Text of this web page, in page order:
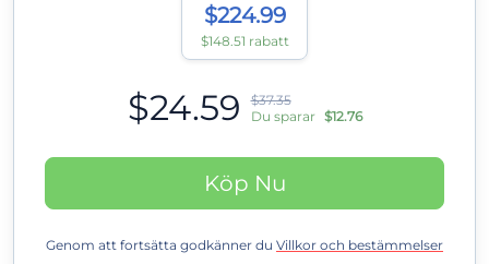
$224.99
$148.51 rabatt
$24.59
$37.35
Du sparar $12.76
Köp Nu
Genom att fortsätta godkänner du Villkor och bestämmelser